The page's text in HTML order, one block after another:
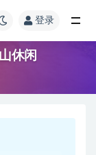
登录
休闲